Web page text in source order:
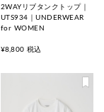
2WAYリブタンクトップ｜
UTS934｜UNDERWEAR
for WOMEN
¥8,800 税込